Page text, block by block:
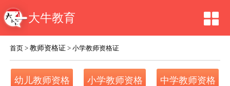
大牛教育
首页 >教师资格证 >小学教师资格证
幼儿教师资格 小学教师资格 中学教师资格